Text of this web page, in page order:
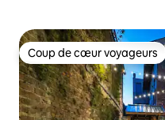
Coup de cœur voyageurs
Coup de cœur voyageurs